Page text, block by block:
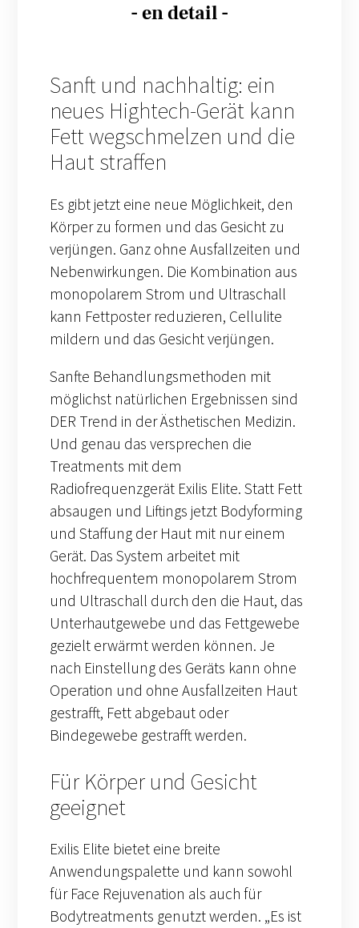
- en detail -
Sanft und nachhaltig: ein
neues Hightech-Gerät kann
Fett wegschmelzen und die
Haut straffen
Es gibt jetzt eine neue Möglichkeit, den
Körper zu formen und das Gesicht zu
verjüngen. Ganz ohne Ausfallzeiten und
Nebenwirkungen. Die Kombination aus
monopolarem Strom und Ultraschall
kann Fettposter reduzieren, Cellulite
mildern und das Gesicht verjüngen.
Sanfte Behandlungsmethoden mit
möglichst natürlichen Ergebnissen sind
DER Trend in der Ästhetischen Medizin.
Und genau das versprechen die
Treatments mit dem
Radiofrequenzgerät Exilis Elite. Statt Fett
absaugen und Liftings jetzt Bodyforming
und Staffung der Haut mit nur einem
Gerät. Das System arbeitet mit
hochfrequentem monopolarem Strom
und Ultraschall durch den die Haut, das
Unterhautgewebe und das Fettgewebe
gezielt erwärmt werden können. Je
nach Einstellung des Geräts kann ohne
Operation und ohne Ausfallzeiten Haut
gestrafft, Fett abgebaut oder
Bindegewebe gestrafft werden.
Für Körper und Gesicht
geeignet
Exilis Elite bietet eine breite
Anwendungspalette und kann sowohl
für Face Rejuvenation als auch für
Bodytreatments genutzt werden. „Es ist